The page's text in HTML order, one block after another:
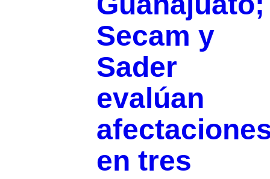
Secam y
Sader
evalúan
en tres